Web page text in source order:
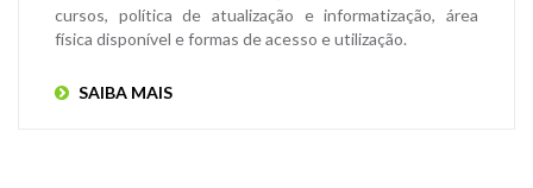
cursos, política de atualização e informatização, área
física disponível e formas de acesso e utilização.
SAIBA MAIS